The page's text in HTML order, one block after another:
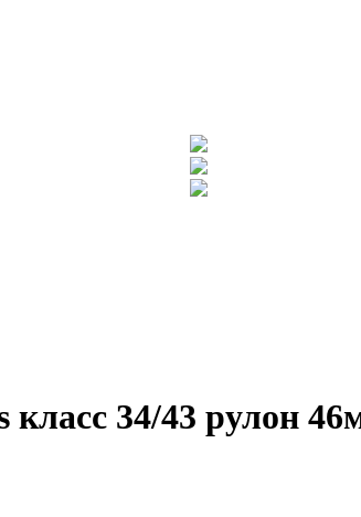
34/43 рулон